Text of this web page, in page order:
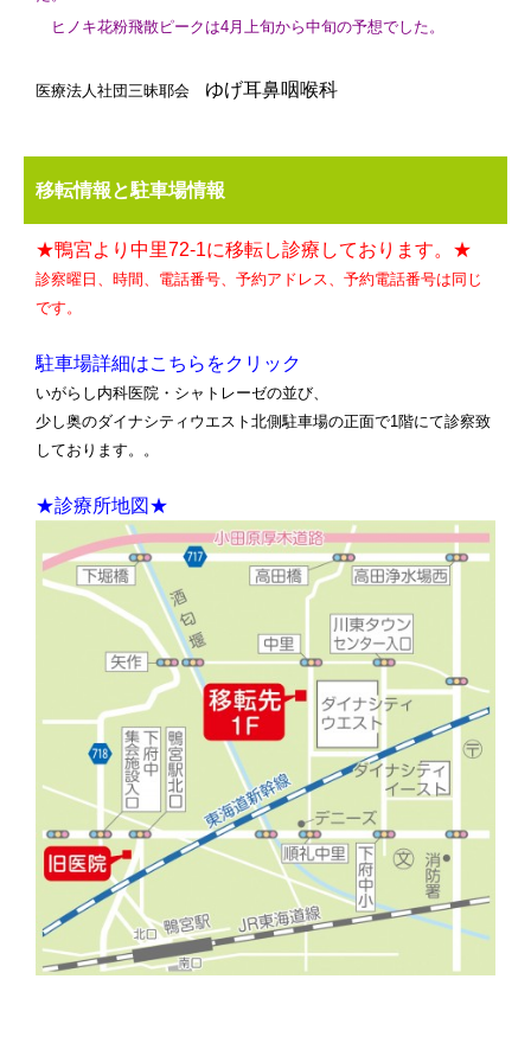
ヒノキ花粉飛散ピークは4月上旬から中旬の予想でした。
医療法人社団三昧耶会 ゆげ耳鼻咽喉科
移転情報と駐車場情報
★鴨宮より中里72-1に移転し診療しております。★
診察曜日、時間、電話番号、予約アドレス、予約電話番号は同じ
です。
駐車場詳細はこちらをクリック
いがらし内科医院・シャトレーゼの並び、
少し奥のダイナシティウエスト北側駐車場の正面で1階にて診察致
しております。。
★診療所地図★